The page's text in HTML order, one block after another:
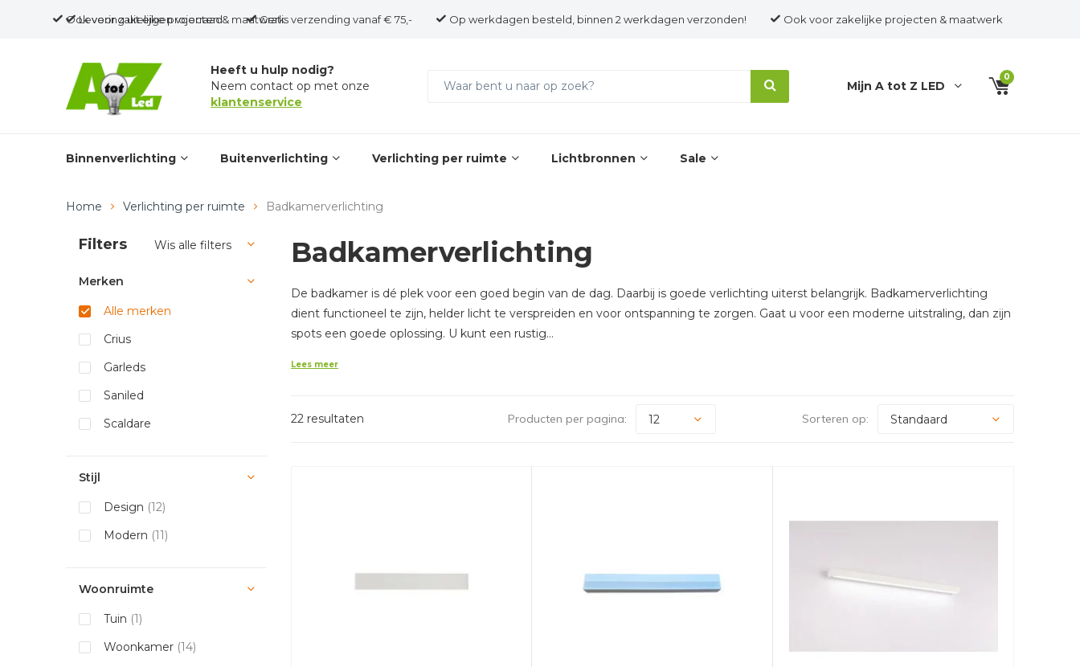
Binnenverlichting Buitenverlichting Verlichting per ruimte Lichtbronnen Sale
Levering uit eigen voorraad Gratis verzending vanaf € 75,- Op werkdagen besteld, binnen 2 werkdagen verzonden! Ook voor zakelijke projecten & maatwerk
Ook voor zakelijke projecten & maatwerk
Heeft u hulp nodig?
Neem contact op met onze
klantenservice
Mijn A tot Z LED
0
Home Verlichting per ruimte Badkamerverlichting
Badkamerverlichting
De badkamer is dé plek voor een goed begin van de dag. Daarbij is goede verlichting uiterst belangrijk. Badkamerverlichting
dient functioneel te zijn, helder licht te verspreiden en voor ontspanning te zorgen. Gaat u voor een moderne uitstraling, dan zijn
spots een goede oplossing. U kunt een rustig...
Lees meer
22 resultaten Producten per pagina: Sorteren op:
Filters Wis alle filters
Merken
Alle merken
Crius
Garleds
Saniled
Scaldare
Stijl
Design (12)
Modern (11)
Woonruimte
Tuin (1)
Woonkamer (14)